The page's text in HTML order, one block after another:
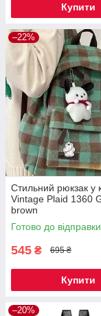
Купити
–22%
Стильний рюкзак у
Vintage Plaid 1360
brown
Готово до відправки
545 ₴ 695 ₴
Купити
–20%